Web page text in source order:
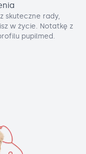
skuteczne rady,
w życie. Notatkę z
pupilmed.